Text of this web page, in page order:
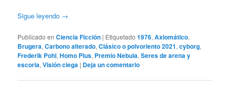
Sigue leyendo →
Publicado en Ciencia Ficción | Etiquetado 1976,Axiomático,
Brugera,Carbono alterado,Clásico o polvoriento 2021,cyborg,
Frederik Pohl,Homo Plus, Premio Nebula,Seres de arena y
escoria,Visión ciega | Deja un comentario